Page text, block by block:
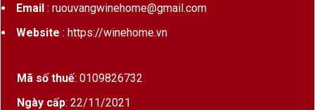
chỉ làm rượu từ nho củanhững mùa vụ xuất sắc nhất
chọn lọc khắt khe ấy đã đưa Dom Pérignon trở thành lựa
2. Câu chuyện thương hiệu Dom
Email : ruouvangwinehome@gmail.com
Website : https://winehome.vn
Mã số thuế: 0109826732
Ngày cấp: 22/11/2021